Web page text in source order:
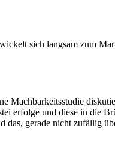
sich langsam zum
Machbarkeitsstudie
erfolge und diese in die
das, gerade nicht zufällig